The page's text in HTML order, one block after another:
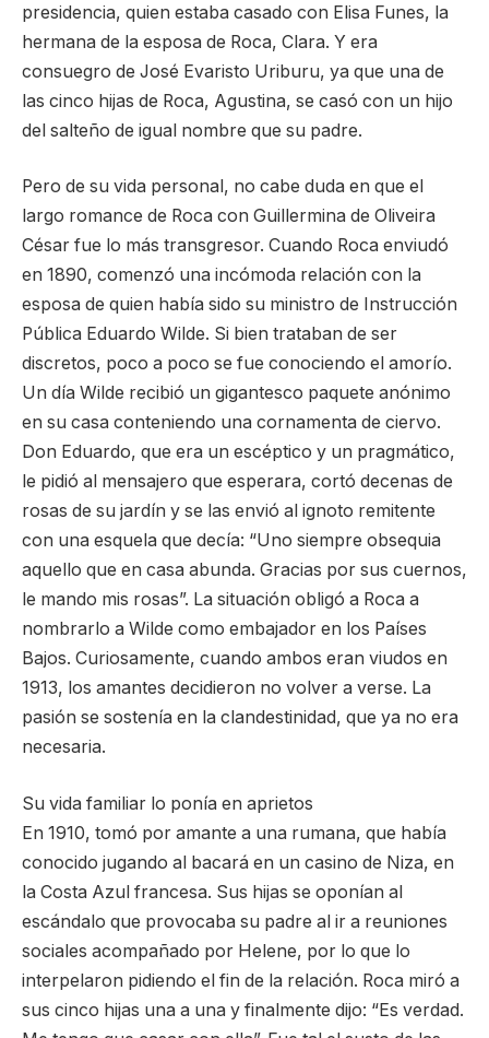
presidencia, quien estaba casado con Elisa Funes, la
hermana de la esposa de Roca, Clara. Y era
consuegro de José Evaristo Uriburu, ya que una de
las cinco hijas de Roca, Agustina, se casó con un hijo
del salteño de igual nombre que su padre.
Pero de su vida personal, no cabe duda en que el
largo romance de Roca con Guillermina de Oliveira
César fue lo más transgresor. Cuando Roca enviudó
en 1890, comenzó una incómoda relación con la
esposa de quien había sido su ministro de Instrucción
Pública Eduardo Wilde. Si bien trataban de ser
discretos, poco a poco se fue conociendo el amorío.
Un día Wilde recibió un gigantesco paquete anónimo
en su casa conteniendo una cornamenta de ciervo.
Don Eduardo, que era un escéptico y un pragmático,
le pidió al mensajero que esperara, cortó decenas de
rosas de su jardín y se las envió al ignoto remitente
con una esquela que decía: “Uno siempre obsequia
aquello que en casa abunda. Gracias por sus cuernos,
le mando mis rosas”. La situación obligó a Roca a
nombrarlo a Wilde como embajador en los Países
Bajos. Curiosamente, cuando ambos eran viudos en
1913, los amantes decidieron no volver a verse. La
pasión se sostenía en la clandestinidad, que ya no era
necesaria.
Su vida familiar lo ponía en aprietos
En 1910, tomó por amante a una rumana, que había
conocido jugando al bacará en un casino de Niza, en
la Costa Azul francesa. Sus hijas se oponían al
escándalo que provocaba su padre al ir a reuniones
sociales acompañado por Helene, por lo que lo
interpelaron pidiendo el fin de la relación. Roca miró a
sus cinco hijas una a una y finalmente dijo: “Es verdad.